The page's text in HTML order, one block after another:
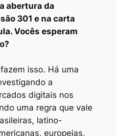
abertura da
301 e na carta
Vocês esperam
isso. Há uma
a
digitais nos
uma regra que vale
latino-
europeias,